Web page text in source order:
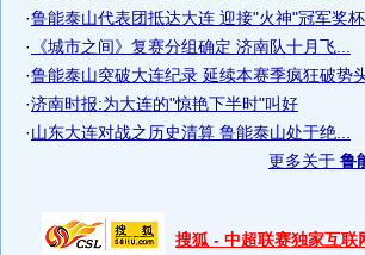
·鲁能泰山代表团抵达大连 迎接"火神"冠军奖杯
· 《城市之间》复赛分组确定 济南队十月飞...
·鲁能泰山突破大连纪录 延续本赛季疯狂破势
·济南时报:为大连的"惊艳下半时"叫好
·山东大连对战之历史清算 鲁能泰山处于绝...
更多关于 鲁
搜狐 - 中超联赛独家互联